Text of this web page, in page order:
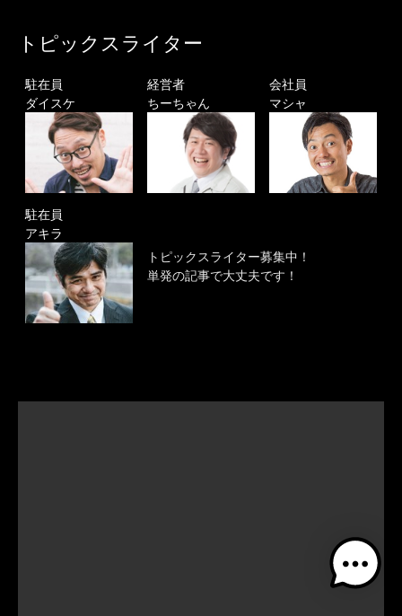
トピックスライター
駐在員
ダイスケ
経営者
ちーちゃん
会社員
マシャ
駐在員
アキラ
トピックスライター募集中！
単発の記事で大丈夫です！